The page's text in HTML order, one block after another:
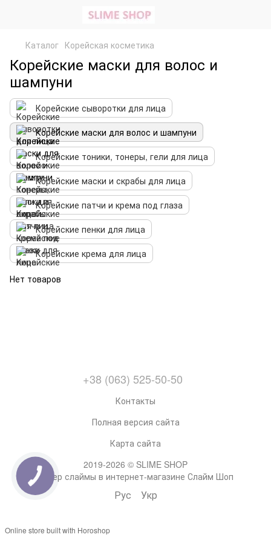
Каталог Корейская косметика
Корейские маски для волос и
шампуни
Корейские сыворотки для лица
Корейские маски для волос и шампуни
Корейские тоники, тонеры, гели для лица
Корейские маски и скрабы для лица
Корейские патчи и крема под глаза
Корейские пенки для лица
Корейские крема для лица
Нет товаров
+38 (063) 525-50-50
Контакты
Полная версия сайта
Карта сайта
2019-2026 © SLIME SHOP
Супер слаймы в интернет-магазине Слайм Шоп
Рус Укр
Online store built with Horoshop